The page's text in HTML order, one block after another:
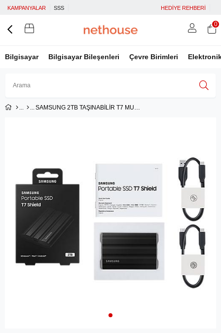
KAMPANYALAR SSS HEDİYE REHBERİ
Bilgisayar Bilgisayar Bileşenleri Çevre Birimleri
Üye Ol
0
SAMSUNG 2TB TAŞINABİLİR T7 MU-PE2T0S/WW